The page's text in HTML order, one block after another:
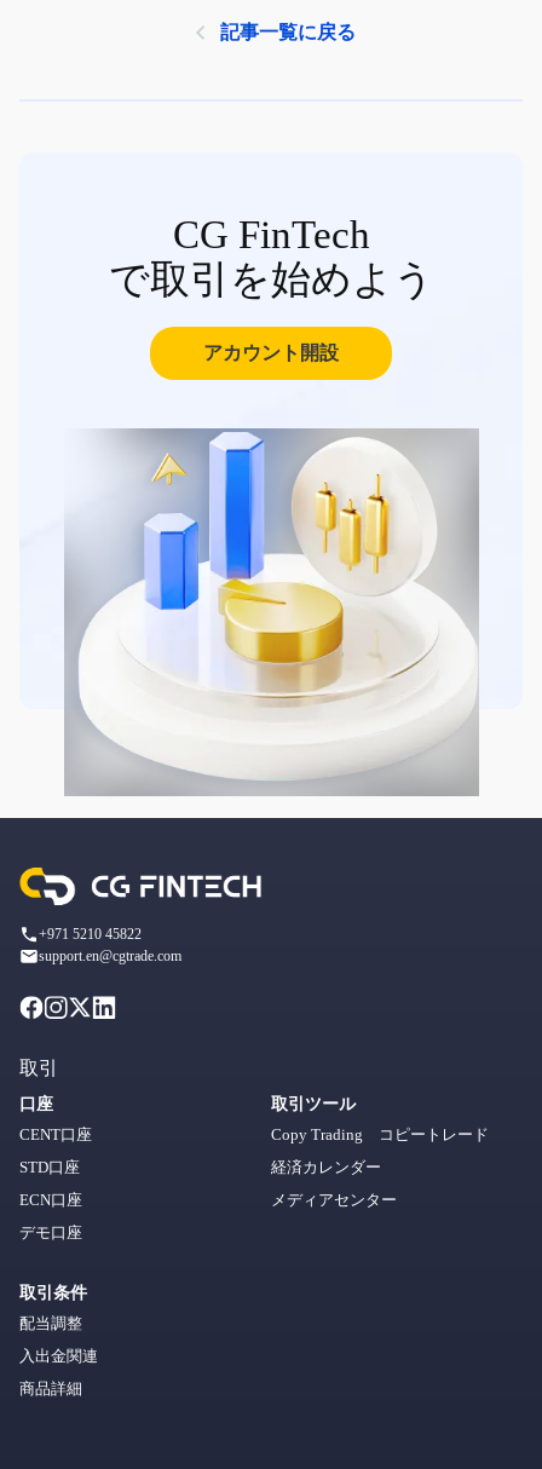
記事一覧に戻る
CG FinTech
で取引を始めよう
アカウント開設
+971 5210 45822
support.en@cgtrade.com
取引
口座
CENT口座
STD口座
ECN口座
デモ口座
取引条件
配当調整
入出金関連
商品詳細
取引ツール
Copy Trading コピートレード
経済カレンダー
メディアセンター